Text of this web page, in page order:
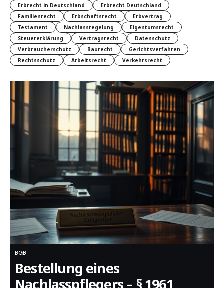
Erbrecht in Deutschland
Erbrecht Deutschland
Familienrecht
Erbschaftsrecht
Erbvertrag
Testament
Nachlassregelung
Eigentumsrecht
Steuererklärung
Vertragsrecht
Datenschutz
Verbraucherschutz
Baurecht
Gerichtsverfahren
Rechtsschutz
Arbeitsrecht Verkehrsrecht
BGB
Bestellung eines